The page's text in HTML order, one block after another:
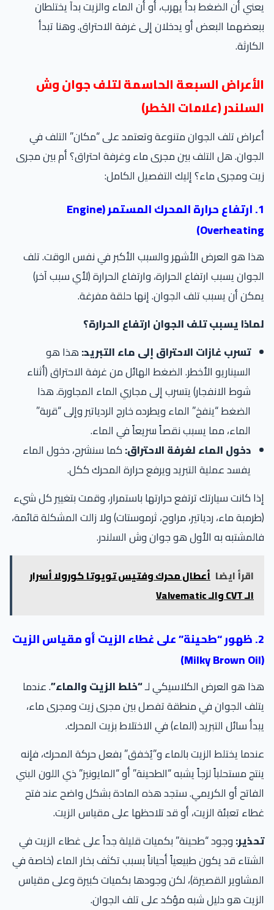
أن الضغط بدأ يهرب، أو أن الماء والزيت بدآ يختلطان
البعض أو يدخلان إلى غرفة الاحتراق. وهنا تبدأ
السبعة الحاسمة لتلف جوان وش
(علامات الخطر)
تلف الجوان متنوعة وتعتمد على “مكان” التلف في
هل التلف بين مجرى ماء وغرفة احتراق؟ أم بين مجرى
ومجرى ماء؟ إليك التفصيل الكامل:
1. ارتفاع حرارة المحرك المستمر (Engine
هو العرض الأشهر والسبب الأكبر في نفس الوقت. تلف
يسبب ارتفاع الحرارة، وارتفاع الحرارة (لأي سبب آخر)
أن يسبب تلف الجوان. إنها حلقة مفرغة.
يسبب تلف الجوان ارتفاع الحرارة؟
تسرب غازات الاحتراق إلى ماء التبريد:هذا هو
السيناريو الأخطر. الضغط الهائل من غرفة الاحتراق (أثناء
شوط الانفجار) يتسرب إلى مجاري الماء المجاورة. هذا
الضغط “ينفخ” الماء ويطرده خارج الردياتير وإلى “قربة”
الماء، مما يسبب نقصاً سريعاً في الماء.
دخول الماء لغرفة الاحتراق:كما سنشرح، دخول الماء
يفسد عملية التبريد ويرفع حرارة المحرك ككل.
كانت سيارتك ترتفع حرارتها باستمرار، وقمت بتغيير كل شيء
ماء، ردياتير، مراوح، ثرموستات) ولا زالت المشكلة قائمة،
به الأول هو جوان وش السلندر.
اقرأ ايضا أعطال محرك وفتيس تويوتا كورولا أسرار
2. ظهور “طحينة” على غطاء الزيت أو مقياس الزيت
هو العرض الكلاسيكي لـ“خلط الزيت والماء”. عندما
الجوان في منطقة تفصل بين مجرى زيت ومجرى ماء،
سائل التبريد (الماء) في الاختلاط بزيت المحرك.
يختلط الزيت بالماء و”يُخفق” بفعل حركة المحرك، فإنه
مستحلباً لزجاً يشبه “الطحينة” أو “المايونيز” ذي اللون البني
أو الكريمي. ستجد هذه المادة بشكل واضح عند فتح
تعبئة الزيت، أو قد تلاحظها على مقياس الزيت.
وجود “طحينة” بكميات قليلة جداً على غطاء الزيت في
قد يكون طبيعياً أحياناً بسبب تكثف بخار الماء (خاصة في
القصيرة)، لكن وجودها بكميات كبيرة وعلى مقياس
هو دليل شبه مؤكد على تلف الجوان.